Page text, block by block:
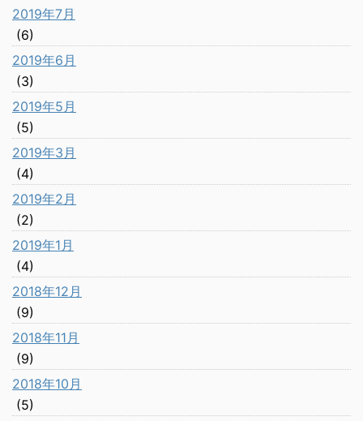
2019年7月
(6)
2019年6月
(3)
2019年5月
(5)
2019年3月
(4)
2019年2月
(2)
2019年1月
(4)
2018年12月
(9)
2018年11月
(9)
2018年10月
(5)